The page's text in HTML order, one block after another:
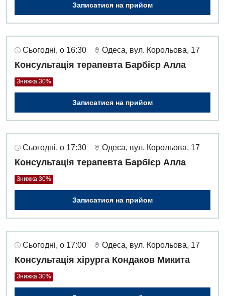
Фізіотерапія
Для дітей
Дитяча алергологія
Дитяча гастроентерологія
Дитяча гінекологія
Дитяча кардіоревматологія
Дитяча неврологія
Дитяча ортопедія і травматологія
Дитяча оториноларингологія
Дитяча офтальмологія
Дитяча урологія
Дитяча хірургія
Записатися на прийом
Сьогодні, о 16:30 Одеса, вул. Корольова, 17
Консультація терапевта Барбієр Алла
Знижка 30%
Записатися на прийом
Сьогодні, о 17:30 Одеса, вул. Корольова, 17
Консультація терапевта Барбієр Алла
Знижка 30%
Записатися на прийом
Сьогодні, о 17:00 Одеса, вул. Корольова, 17
Консультація хірурга Кондаков Микита
Знижка 30%